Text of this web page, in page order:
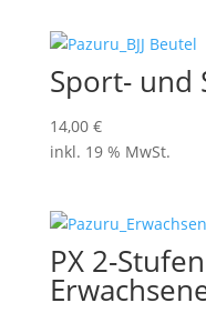
Sport- und
14,00 €
inkl. 19 % MwSt.
PX 2-